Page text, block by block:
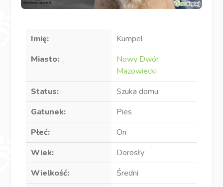
Imię:
Kumpel
Miasto:
Nowy Dwór
Mazowiecki
Status:
Szuka domu
Gatunek:
Pies
Płeć:
On
Wiek:
Dorosły
Wielkość:
Średni